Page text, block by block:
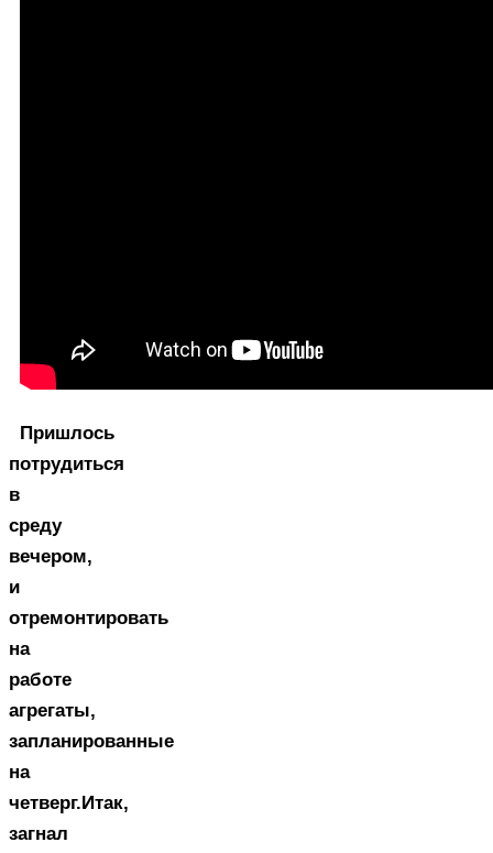
Пришлось
потрудиться
в
среду
вечером,
и
отремонтировать
на
работе
агрегаты,
запланированные
на
четверг.Итак,
загнал